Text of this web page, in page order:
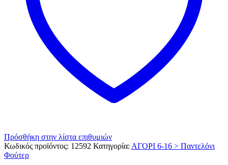
Πρόσθήκη στην λίστα επιθυμιών
Κωδικός προϊόντος: 12592 Κατηγορία: ΑΓΟΡΙ 6-16 > Παντελόνι
Φούτερ